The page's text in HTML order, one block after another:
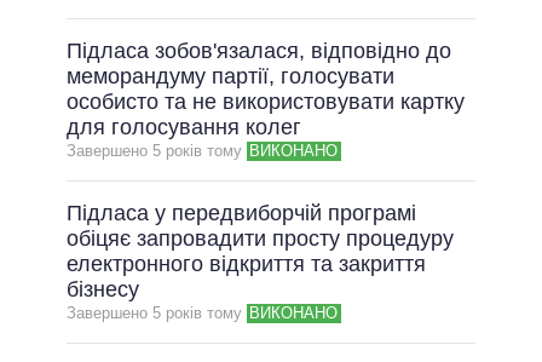
Підласа зобов'язалася, відповідно до
меморандуму партії, голосувати
особисто та не використовувати картку
для голосування колег
Завершено 5 рокiв тому ВИКОНАНО
Підласа у передвиборчій програмі
обіцяє запровадити просту процедуру
електронного відкриття та закриття
бізнесу
Завершено 5 рокiв тому ВИКОНАНО